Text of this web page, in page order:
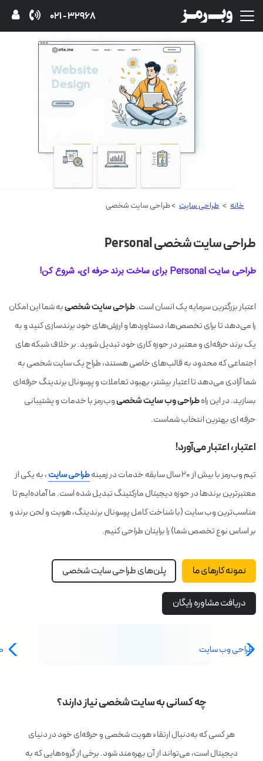
32968 - 021
خانه > طراحی سایت > طراحی سایت شخصی
طراحی سایت شخصی Personal
طراحی سایت Personal برای ساخت برند حرفه ای، شروع کن!
اعتبار بزرگترین سرمایه یک انسان است.طراحی سایت شخصیبه شما این امکان
را می‌دهد تا برای تخصص‌ها، دستاوردها و ارزش‌های خود برندسازی کنید و به
یک برند حرفه‌ای و معتبر در حوزه کاری خود تبدیل شوید. بر خلاف شبکه های
اجتماعی که محدود به قالب‌های خاصی هستند، طراح یک سایت شخصی به
شما آزادی می‌دهد تا اعتبار بیشتر، بهبود تعاملات و پرسونال برندینگ حرفه‌ای
بسازید. در این راهطراحی وب سایت شخصیوب‌رمز با خدمات و پشتیبانی
حرفه ای بهترین انتخاب شماست.
اعتبار، اعتبار می‌آورد!
تیم وب‌رمز با بیش از ۲۰ سال سابقه خدمات در زمینه طراحی سایت، به یکی از
معتبرترین‌ برندها در حوزه دیجیتال مارکتینگ تبدیل شده است. ما آماده‌ایم تا
مناسب‌ترین وب سایت (با شناخت کامل پرسونال برندینگ، هویت و لحن برند و
بر اساس نوع تخصص شما) را برایتان طراحی کنیم.
نمونه کارهای ما پلن‌های طراحی سایت شخصی
دریافت مشاوره رایگان
طراحی وب سایت
چه کسانی به سایت شخصی نیاز دارند؟
هر کسی که به‌دنبال ارتقاء هویت شخصی و حرفه‌ای خود در دنیای
دیجیتال است، می‌تواند از آن بهره‌مند شود. برخی از گروه‌هایی که به